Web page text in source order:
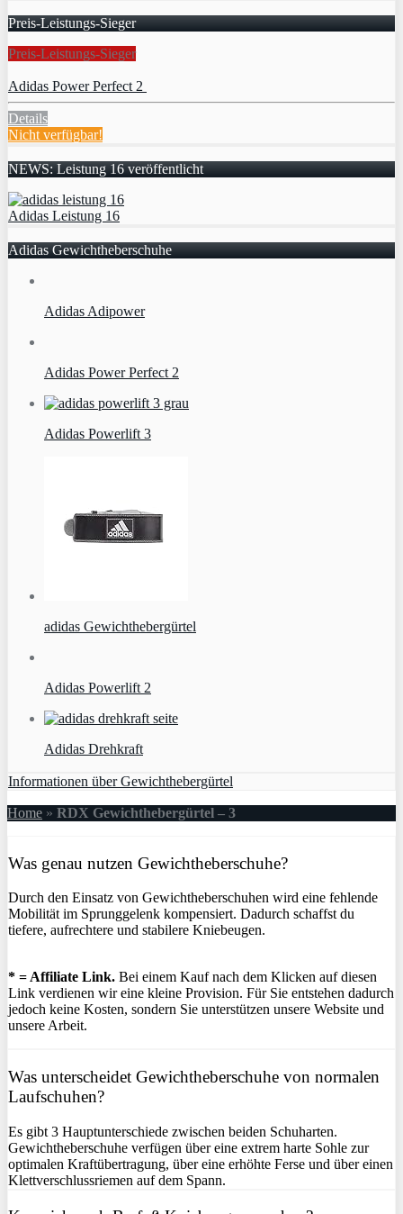
Preis-Leistungs-Sieger
Preis-Leistungs-Sieger
Adidas Power Perfect 2
Details
Nicht verfügbar!
NEWS: Leistung 16 veröffentlicht
Adidas Leistung 16
Adidas Gewichtheberschuhe
Adidas Adipower
Adidas Power Perfect 2
Adidas Powerlift 3
adidas Gewichthebergürtel
Adidas Powerlift 2
Adidas Drehkraft
Informationen über Gewichthebergürtel
Home » RDX Gewichthebergürtel – 3
Was genau nutzen Gewichtheberschuhe?
Durch den Einsatz von Gewichtheberschuhen wird eine fehlende
Mobilität im Sprunggelenk kompensiert. Dadurch schaffst du
tiefere, aufrechtere und stabilere Kniebeugen.
* = Affiliate Link. Bei einem Kauf nach dem Klicken auf diesen
Link verdienen wir eine kleine Provision. Für Sie entstehen dadurch
jedoch keine Kosten, sondern Sie unterstützen unsere Website und
unsere Arbeit.
Was unterscheidet Gewichtheberschuhe von normalen
Laufschuhen?
Es gibt 3 Hauptunterschiede zwischen beiden Schuharten.
Gewichtheberschuhe verfügen über eine extrem harte Sohle zur
optimalen Kraftübertragung, über eine erhöhte Ferse und über einen
Klettverschlussriemen auf dem Spann.